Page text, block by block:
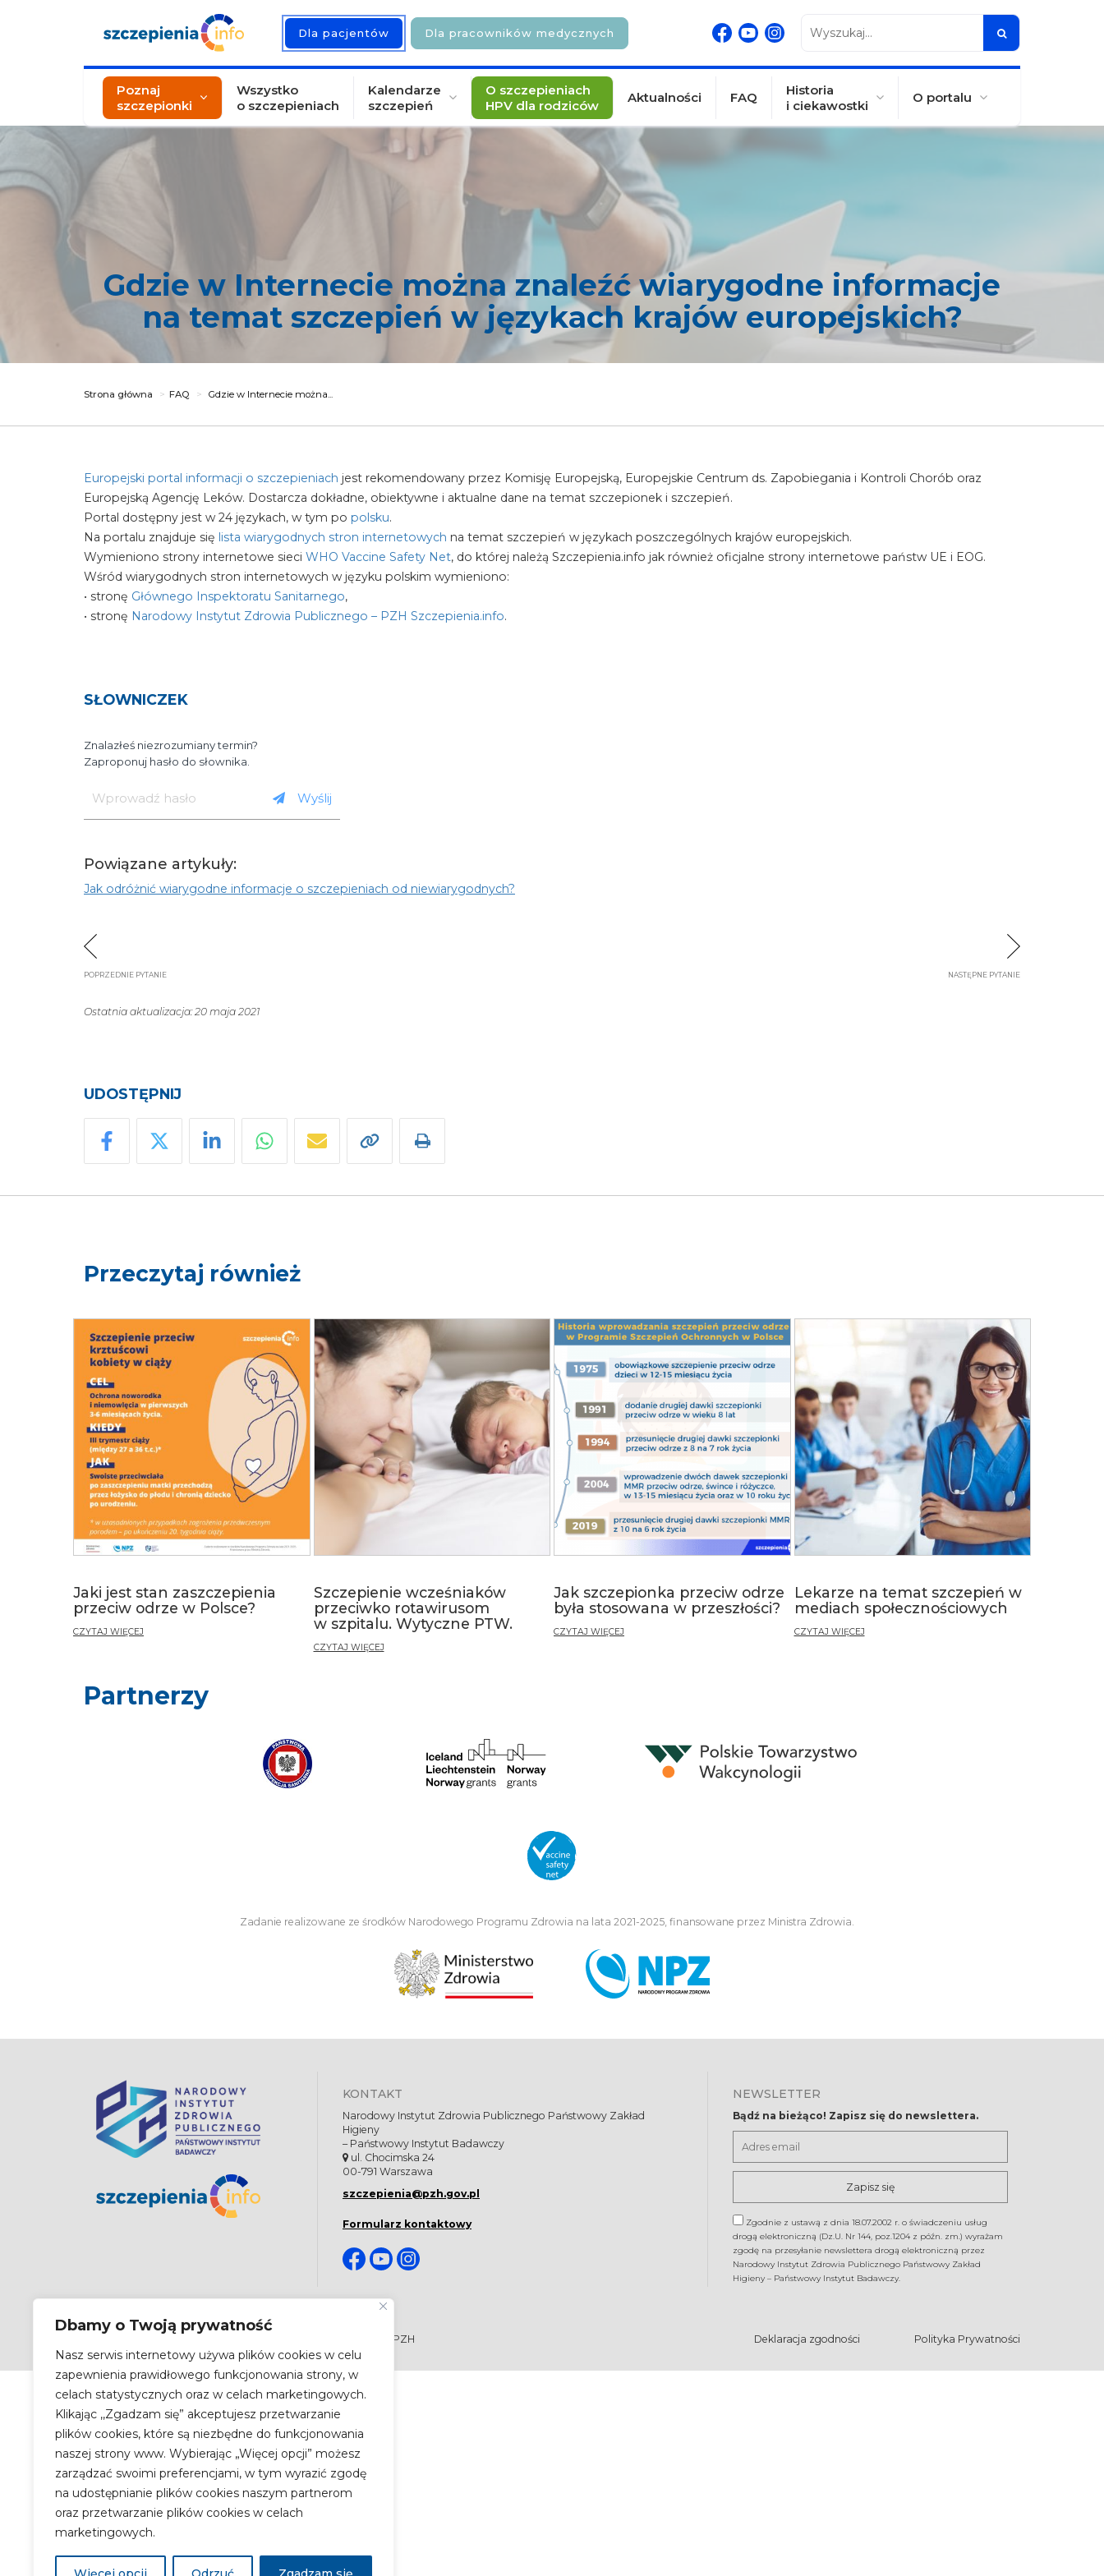
Dbamy o Twoją prywatność
Nasz serwis internetowy używa plików cookies w celu
zapewnienia prawidłowego funkcjonowania strony, w
celach statystycznych oraz w celach marketingowych.
Klikając ,,Zgadzam się” akceptujesz przetwarzanie
plików cookies, które są niezbędne do funkcjonowania
naszej strony www. Wybierając „Więcej opcji” możesz
zarządzać swoimi preferencjami, w tym wyrazić zgodę
na udostępnianie plików cookies naszym partnerom
oraz przetwarzanie plików cookies w celach
marketingowych.
Dla pacjentów Dla pracowników medycznych
Poznaj
szczepionki
Wszystko
o szczepieniach
Kalendarze
szczepień
O szczepieniach
HPV dla rodziców
Aktualności FAQ
Historia
i ciekawostki
O portalu
Gdzie w Internecie można znaleźć wiarygodne informacje
na temat szczepień w językach krajów europejskich?
Strona główna FAQ Gdzie w Internecie można...
Europejski portal informacji o szczepieniach jest rekomendowany przez Komisję Europejską, Europejskie Centrum ds. Zapobiegania i Kontroli Chorób oraz
Europejską Agencję Leków. Dostarcza dokładne, obiektywne i aktualne dane na temat szczepionek i szczepień.
Portal dostępny jest w 24 językach, w tym po polsku.
Na portalu znajduje się lista wiarygodnych stron internetowych na temat szczepień w językach poszczególnych krajów europejskich.
Wymieniono strony internetowe sieci WHO Vaccine Safety Net, do której należą Szczepienia.info jak również oficjalne strony internetowe państw UE i EOG.
Wśród wiarygodnych stron internetowych w języku polskim wymieniono:
• stronę Głównego Inspektoratu Sanitarnego,
• stronę Narodowy Instytut Zdrowia Publicznego – PZH Szczepienia.info.
SŁOWNICZEK
Znalazłeś niezrozumiany termin?
Zaproponuj hasło do słownika.
hasło
Wyślij
Powiązane artykuły:
Jak odróżnić wiarygodne informacje o szczepieniach od niewiarygodnych?
POPRZEDNIE PYTANIE NASTĘPNE PYTANIE
Ostatnia aktualizacja: 20 maja 2021
UDOSTĘPNIJ
Przeczytaj również
Jaki jest stan zaszczepienia
przeciw odrze w Polsce?
CZYTAJ WIĘCEJ
Szczepienie wcześniaków
przeciwko rotawirusom
w szpitalu. Wytyczne PTW.
CZYTAJ WIĘCEJ
Jak szczepionka przeciw odrze
była stosowana w przeszłości?
CZYTAJ WIĘCEJ
Lekarze na temat szczepień w
mediach społecznościowych
CZYTAJ WIĘCEJ
Partnerzy
Zadanie realizowane ze środków Narodowego Programu Zdrowia na lata 2021-2025, finansowane przez Ministra Zdrowia.
KONTAKT
Narodowy Instytut Zdrowia Publicznego Państwowy Zakład
Higieny
– Państwowy Instytut Badawczy
ul. Chocimska 24
00-791 Warszawa
szczepienia@pzh.gov.pl
Formularz kontaktowy
NEWSLETTER
Bądź na bieżąco! Zapisz się do newslettera.
email
Zgodnie z ustawą z dnia 18.07.2002 r. o świadczeniu usług
drogą elektroniczną (Dz.U. Nr 144, poz.1204 z późn. zm.) wyrażam
zgodę na przesyłanie newslettera drogą elektroniczną przez
Narodowy Instytut Zdrowia Publicznego Państwowy Zakład
Higieny – Państwowy Instytut Badawczy.
Narodowy Instytut Zdrowia Publicznego - PZH Deklaracja zgodności Polityka Prywatności